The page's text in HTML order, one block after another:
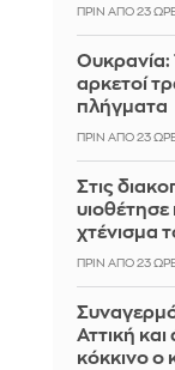
ΠΡΙΝ ΑΠΌ 23
Ουκρανία:
αρκετοί
πλήγματα
ΠΡΙΝ ΑΠΌ 23
Στις
υιοθέτησε
χτένισμα
ΠΡΙΝ ΑΠΌ 23
Αττική
κόκκινο ο